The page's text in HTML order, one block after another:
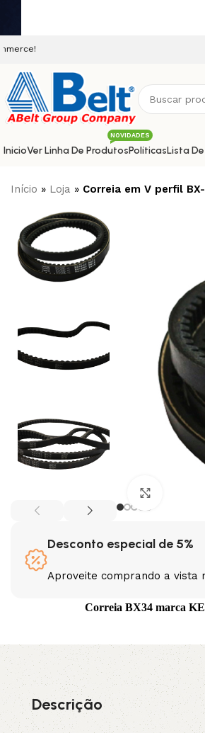
InicioVer Linha De Produtos
NOVIDADES
3L
A AX
PolíticasLista
Início » Loja » Correia em V perfil
Desconto especial de 5%
Aproveite comprando a vista
Correia BX34 marca
Descrição